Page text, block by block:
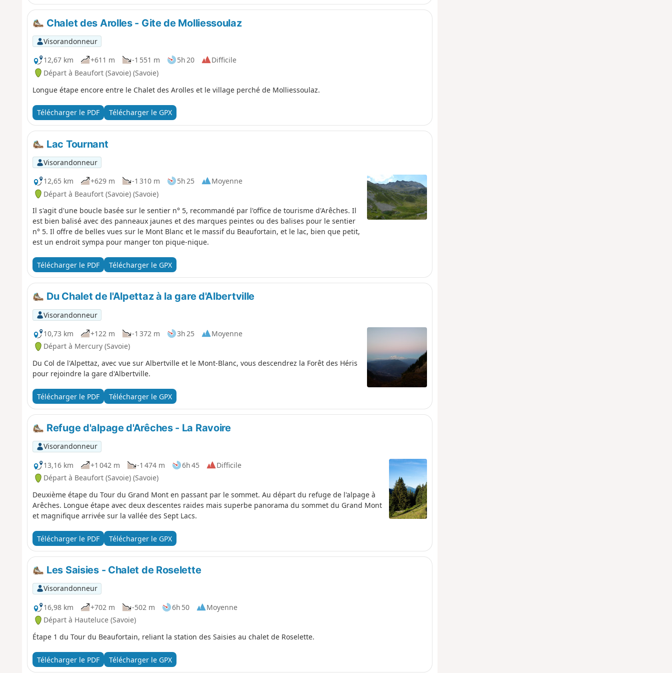
Chalet des Arolles - Gite de Molliessoulaz
Visorandonneur
12,67 km
+611 m -1 551 m 5h 20
Difficile
Départ à Beaufort (Savoie) (Savoie)
Longue étape encore entre le Chalet des Arolles et le village perché de Molliessoulaz.
Télécharger le PDF Télécharger le GPX
Lac Tournant
Visorandonneur
12,65 km
+629 m -1 310 m 5h 25
Moyenne
Départ à Beaufort (Savoie) (Savoie)
Il s'agit d'une boucle basée sur le sentier n° 5, recommandé par l'office de tourisme d'Arêches. Il
est bien balisé avec des panneaux jaunes et des marques peintes ou des balises pour le sentier
n° 5. Il offre de belles vues sur le Mont Blanc et le massif du Beaufortain, et le lac, bien que petit,
est un endroit sympa pour manger ton pique-nique.
Télécharger le PDF Télécharger le GPX
Du Chalet de l'Alpettaz à la gare d'Albertville
Visorandonneur
10,73 km
+122 m -1 372 m 3h 25
Moyenne
Départ à Mercury (Savoie)
Du Col de l'Alpettaz, avec vue sur Albertville et le Mont-Blanc, vous descendrez la Forêt des Héris
pour rejoindre la gare d'Albertville.
Télécharger le PDF Télécharger le GPX
Refuge d'alpage d'Arêches - La Ravoire
Visorandonneur
13,16 km
+1 042 m -1 474 m 6h 45
Difficile
Départ à Beaufort (Savoie) (Savoie)
Deuxième étape du Tour du Grand Mont en passant par le sommet. Au départ du refuge de l'alpage à
Arêches. Longue étape avec deux descentes raides mais superbe panorama du sommet du Grand Mont
et magnifique arrivée sur la vallée des Sept Lacs.
Télécharger le PDF Télécharger le GPX
Les Saisies - Chalet de Roselette
Visorandonneur
16,98 km
+702 m -502 m 6h 50
Moyenne
Départ à Hauteluce (Savoie)
Étape 1 du Tour du Beaufortain, reliant la station des Saisies au chalet de Roselette.
Télécharger le PDF Télécharger le GPX